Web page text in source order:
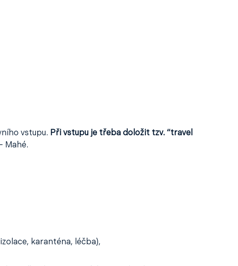
vstupu. Při vstupu je třeba doložit tzv. “travel
Mahé.
karanténa, léčba),